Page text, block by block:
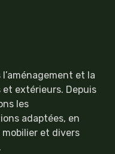
et la
et extérieurs. Depuis
les
adaptées, en
et divers